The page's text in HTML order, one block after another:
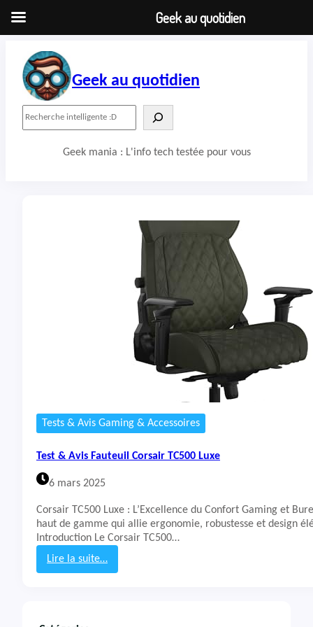
contenu
Geek au quotidien
Geek mania : L'info tech testée pour vous
Tests & Avis Gaming & Accessoires
Test & Avis Fauteuil Corsair TC500 Luxe
6 mars 2025
Corsair TC500 Luxe : L’Excellence du Confort Gaming et
haut de gamme qui allie ergonomie, robustesse et design
Introduction Le Corsair TC500…
Lire la suite…
:
Geek au quotidien